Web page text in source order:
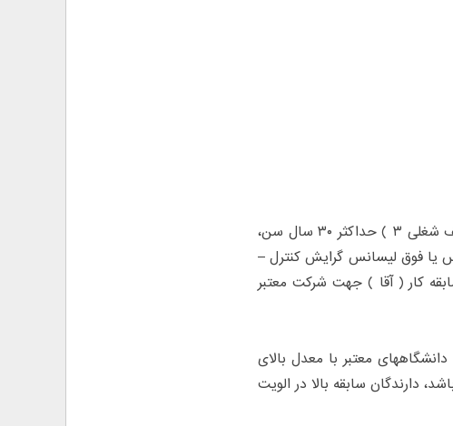
به مهندس برق با مدرک لیسانس یا فوق لیسانس گرایش قدرت ( ردیف شغلی ۳ ) حداکثر ۳۰ سال سن،
یا فوق لیسانس گرایش کنترل –
۴ ) حداکثر ۳۰ سال سن، با حداقل ۲ سال سابقه کار ( آقا ) جهت شرکت معتبر
معتبر با معدل بالای
دارندگان سابقه بالا در الویت